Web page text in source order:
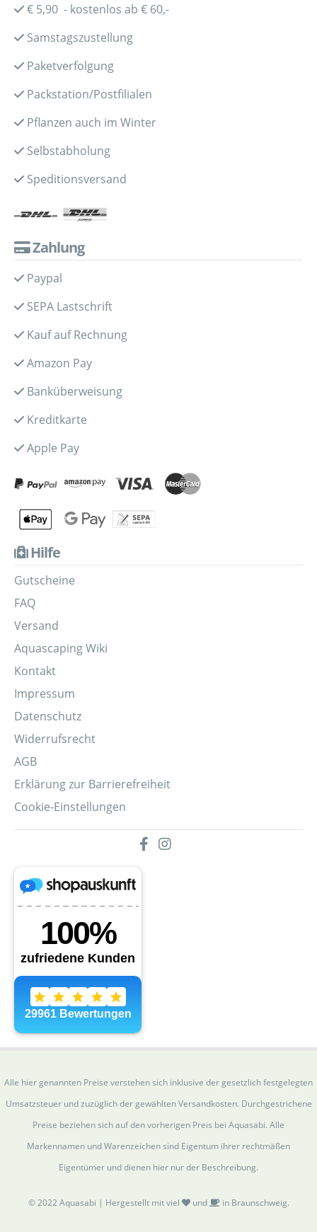
€ 5,90 - kostenlos ab € 60,-
Samstagszustellung
Paketverfolgung
Packstation/Postfilialen
Pflanzen auch im Winter
Selbstabholung
Speditionsversand
Zahlung
Paypal
SEPA Lastschrift
Kauf auf Rechnung
Amazon Pay
Banküberweisung
Kreditkarte
Apple Pay
Hilfe
Gutscheine
FAQ
Versand
Aquascaping Wiki
Kontakt
Impressum
Datenschutz
Widerrufsrecht
AGB
Erklärung zur Barrierefreiheit
Cookie-Einstellungen
Alle hier genannten Preise verstehen sich inklusive der gesetzlich festgelegten
Umsatzsteuer und zuzüglich der gewählten Versandkosten. Durchgestrichene
Preise beziehen sich auf den vorherigen Preis bei Aquasabi. Alle
Markennamen und Warenzeichen sind Eigentum ihrer rechtmäßen
Eigentümer und dienen hier nur der Beschreibung.
© 2022 Aquasabi | Hergestellt mit viel und in Braunschweig.